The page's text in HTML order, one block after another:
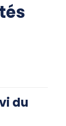
du